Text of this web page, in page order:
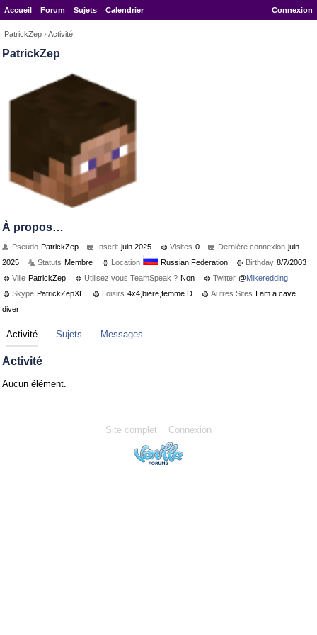
Accueil Forum Sujets Calendrier Connexion
PatrickZep › Activité
PatrickZep
À propos…
Pseudo PatrickZep Inscrit juin 2025 Visites 0 Dernière connexion juin
2025
Statuts Membre Location Russian Federation Birthday 8/7/2003
Ville PatrickZep Utilisez vous TeamSpeak ? Non Twitter @Mikeredding
Skype PatrickZepXL Loisirs 4x4,biere,femme D Autres Sites I am a cave
diver
Activité Sujets Messages
Activité
Aucun élément.
Site complet Connexion